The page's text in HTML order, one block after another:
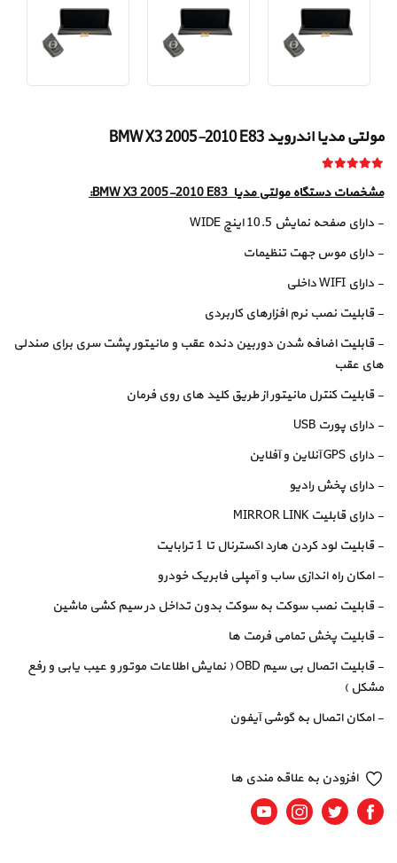
مولتی مدیا اندروید BMW X3 2005-2010 E83
مشخصات دستگاه مولتی مدیا BMW X3 2005-2010 E83:
- دارای صفحه نمایش 10.5 اینچ WIDE
- دارای موس جهت تنظیمات
- دارای WIFI داخلی
- قابلیت نصب نرم افزارهای کاربردی
- قابلیت اضافه شدن دوربین دنده عقب و مانیتور پشت سری برای صندلی
های عقب
- قابلیت کنترل مانیتور از طریق کلید های روی فرمان
- دارای پورت USB
- دارای GPS آنلاین و آفلاین
- دارای پخش رادیو
- دارای قابلیت MIRROR LINK
- قابلیت لود کردن هارد اکسترنال تا 1 ترابایت
- امکان راه اندازی ساب و آمپلی فابریک خودرو
- قابلیت نصب سوکت به سوکت بدون تداخل در سیم کشی ماشین
- قابلیت پخش تمامی فرمت ها
- قابلیت اتصال بی سیم OBD ( نمایش اطلاعات موتور و عیب یابی و رفع
مشکل )
- امکان اتصال به گوشی آیفون
افزودن به علاقه مندی ها
Facebook
Twitter
Instagram
Youtube